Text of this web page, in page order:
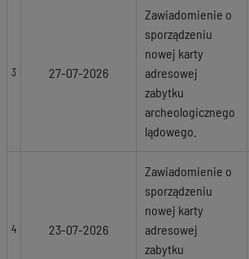
3 27-07-2026
Zawiadomienie o
sporządzeniu
nowej karty
adresowej
zabytku
archeologicznego
lądowego.
4 23-07-2026
Zawiadomienie o
sporządzeniu
nowej karty
adresowej
zabytku